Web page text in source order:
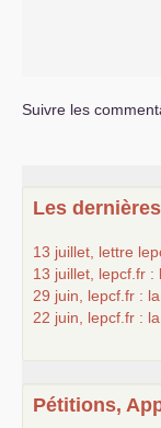
Suivre les
Les
13 juillet, lettre
13 juillet, lepcf.fr
29 juin, lepcf.fr :
22 juin, lepcf.fr :
Pétitions,